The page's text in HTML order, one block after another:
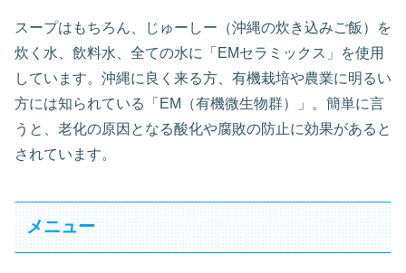
スープはもちろん、じゅーしー（沖縄の炊き込みご飯）を
炊く水、飲料水、全ての水に「EMセラミックス」を使用
しています。沖縄に良く来る方、有機栽培や農業に明るい
方には知られている「EM（有機微生物群）」。簡単に言
うと、老化の原因となる酸化や腐敗の防止に効果があると
されています。
メニュー